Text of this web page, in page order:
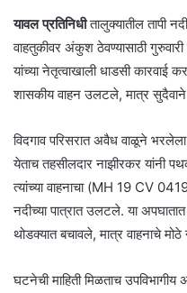
यावल प्रतिनिधीतालुक्यातील तापी
वाहतुकीवर अंकुश ठेवण्यासाठी
यांच्या नेतृत्वाखाली धाडसी कारवाई
शासकीय वाहन उलटले, मात्र सुदैवाने
विदगाव परिसरात अवैध वाळूने
येताच तहसीलदार नाझीरकर यांनी
त्यांच्या वाहनाचा (MH 19 CV
नदीच्या पात्रात उलटले. या
थोडक्यात बचावले, मात्र वाहनाचे
घटनेची माहिती मिळताच